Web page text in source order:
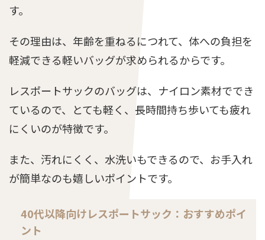
す。
その理由は、年齢を重ねるにつれて、体への負担を
軽減できる軽いバッグが求められるからです。
レスポートサックのバッグは、ナイロン素材ででき
ているので、とても軽く、長時間持ち歩いても疲れ
にくいのが特徴です。
また、汚れにくく、水洗いもできるので、お手入れ
が簡単なのも嬉しいポイントです。
40代以降向けレスポートサック：おすすめポイ
ント